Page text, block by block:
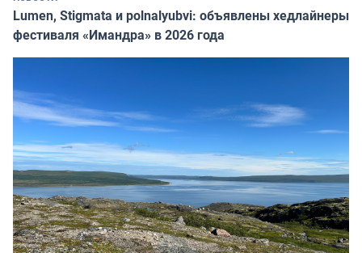
Lumen, Stigmata и polnalyubvi: объявлены хедлайнеры
фестиваля «Имандра» в 2026 года